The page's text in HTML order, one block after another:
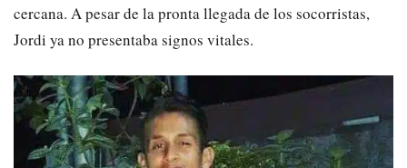
cercana. A pesar de la pronta llegada de los socorristas,
Jordi ya no presentaba signos vitales.